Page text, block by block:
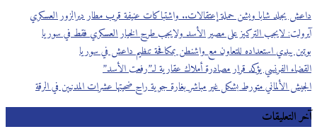
داعش يجلد شابا ويشن حملة إعتقالات.. واشتباكات عنيفة قرب مطار ديرالزور العسكري
آيرولت: لايجب التركيز على مصير الأسد ولايجب طرح الخيار العسكري فقط في سوريا
بوتين يبدي استعداده للتعاون مع واشنطن بمكافحة تنظيم داعش في سوريا
القضاء الفرنسي يؤكد قرار مصادرة أملاك عقارية لـ”رفعت الأسد”
الجيش الألماني متورط بشكل غير مباشر بغارة جوية راح ضحيتها عشرات المدنيين في الرقة
آخر التعليقات